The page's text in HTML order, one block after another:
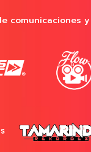
comunicaciones